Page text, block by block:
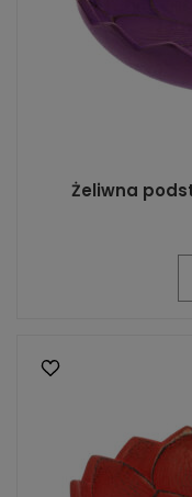
Żeliwna